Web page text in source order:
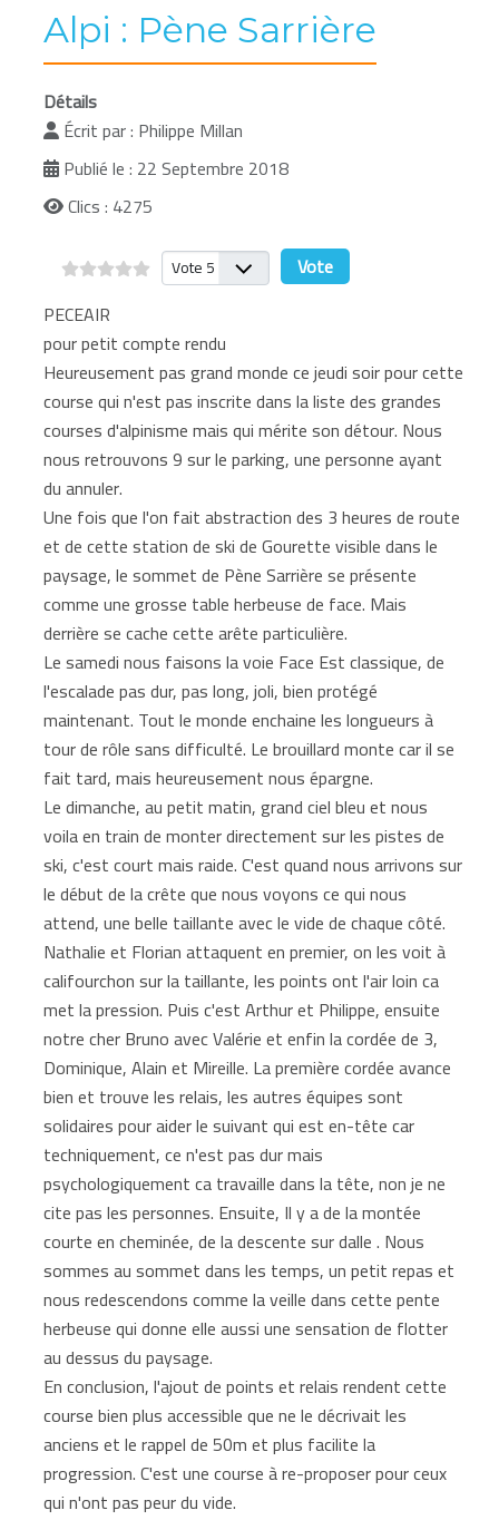
Alpi : Pène Sarrière
Détails
Écrit par : Philippe Millan
Publié le : 22 Septembre 2018
Clics : 4275
Veuillez voter
PECEAIR
pour petit compte rendu
Heureusement pas grand monde ce jeudi soir pour cette
course qui n'est pas inscrite dans la liste des grandes
courses d'alpinisme mais qui mérite son détour. Nous
nous retrouvons 9 sur le parking, une personne ayant
du annuler.
Une fois que l'on fait abstraction des 3 heures de route
et de cette station de ski de Gourette visible dans le
paysage, le sommet de Pène Sarrière se présente
comme une grosse table herbeuse de face. Mais
derrière se cache cette arête particulière.
Le samedi nous faisons la voie Face Est classique, de
l'escalade pas dur, pas long, joli, bien protégé
maintenant. Tout le monde enchaine les longueurs à
tour de rôle sans difficulté. Le brouillard monte car il se
fait tard, mais heureusement nous épargne.
Le dimanche, au petit matin, grand ciel bleu et nous
voila en train de monter directement sur les pistes de
ski, c'est court mais raide. C'est quand nous arrivons sur
le début de la crête que nous voyons ce qui nous
attend, une belle taillante avec le vide de chaque côté.
Nathalie et Florian attaquent en premier, on les voit à
califourchon sur la taillante, les points ont l'air loin ca
met la pression. Puis c'est Arthur et Philippe, ensuite
notre cher Bruno avec Valérie et enfin la cordée de 3,
Dominique, Alain et Mireille. La première cordée avance
bien et trouve les relais, les autres équipes sont
solidaires pour aider le suivant qui est en-tête car
techniquement, ce n'est pas dur mais
psychologiquement ca travaille dans la tête, non je ne
cite pas les personnes. Ensuite, Il y a de la montée
courte en cheminée, de la descente sur dalle . Nous
sommes au sommet dans les temps, un petit repas et
nous redescendons comme la veille dans cette pente
herbeuse qui donne elle aussi une sensation de flotter
au dessus du paysage.
En conclusion, l'ajout de points et relais rendent cette
course bien plus accessible que ne le décrivait les
anciens et le rappel de 50m et plus facilite la
progression. C'est une course à re-proposer pour ceux
qui n'ont pas peur du vide.